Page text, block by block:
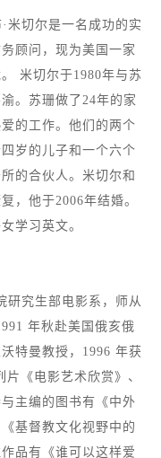
米切尔是一名成功的实
顾问，现为美国一家
米切尔于1980年与苏
。苏珊做了24年的家
的工作。他们的两个
岁的儿子和一个六个
的合伙人。米切尔和
，他于2006年结婚。
学习英文。
研究生部电影系，师从
年秋赴美国俄亥俄
特曼教授，1996 年获
《电影艺术欣赏》、
主编的图书有《中外
基督教文化视野中的
品有《谁可以这样爱